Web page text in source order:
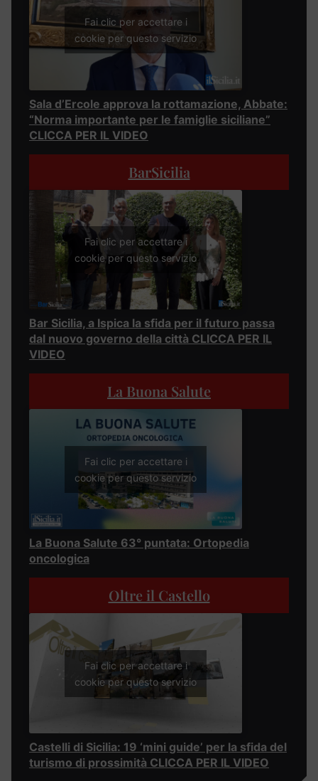
Fai clic per accettare i
cookie per questo servizio
Sala d’Ercole approva la rottamazione, Abbate:
“Norma importante per le famiglie siciliane”
CLICCA PER IL VIDEO
BarSicilia
Fai clic per accettare i
cookie per questo servizio
Bar Sicilia, a Ispica la sfida per il futuro passa
dal nuovo governo della città CLICCA PER IL
VIDEO
La Buona Salute
Fai clic per accettare i
cookie per questo servizio
La Buona Salute 63° puntata: Ortopedia
oncologica
Oltre il Castello
Fai clic per accettare i
cookie per questo servizio
Castelli di Sicilia: 19 ‘mini guide’ per la sfida del
turismo di prossimità CLICCA PER IL VIDEO